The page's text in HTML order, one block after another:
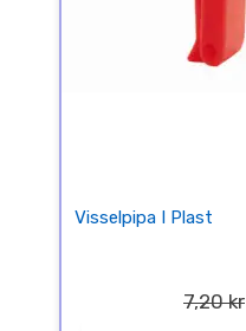
Visselpipa I Plast
7,20 kr